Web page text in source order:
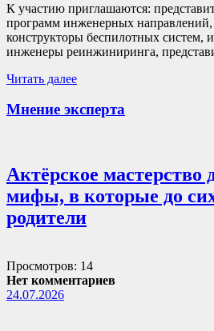
К участию приглашаются:
программ инженерных
конструкторы беспилотных систем,
инженеры реинжиниринга,
Читать далее
Мнение эксперта
Актёрское мастерство
мифы, в которые до
родители
Просмотров: 14
Нет комментариев
24.07.2026